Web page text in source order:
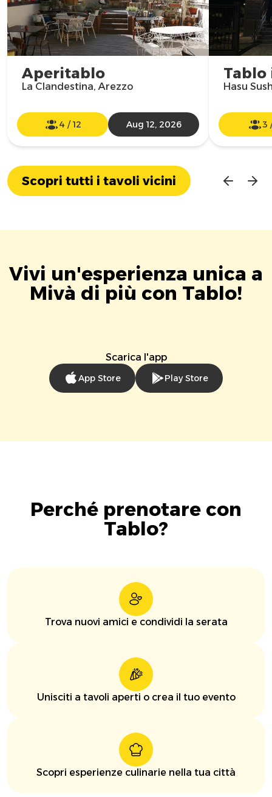
Aperitablo
La Clandestina, Arezzo
4 /12 Aug 12, 2026
Tablo
Hasu
3
Scopri tutti i tavoli vicini
Vivi un'esperienza unica a
Mivà di più con Tablo!
Scarica l'app
App Store Play Store
Perché prenotare con
Tablo?
Trova nuovi amici e condividi la serata
Unisciti a tavoli aperti o crea il tuo evento
Scopri esperienze culinarie nella tua città